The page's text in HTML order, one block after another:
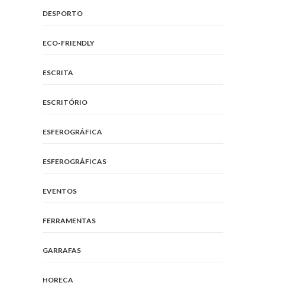
DESPORTO
ECO-FRIENDLY
ESCRITA
ESCRITÓRIO
ESFEROGRÁFICA
ESFEROGRÁFICAS
EVENTOS
FERRAMENTAS
GARRAFAS
HORECA